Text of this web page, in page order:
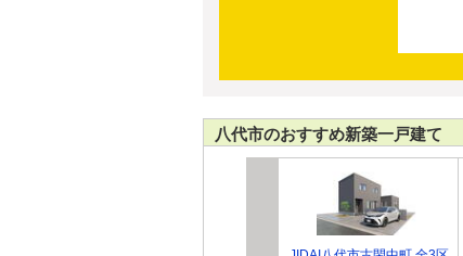
八代市のおすすめ新築一戸建て